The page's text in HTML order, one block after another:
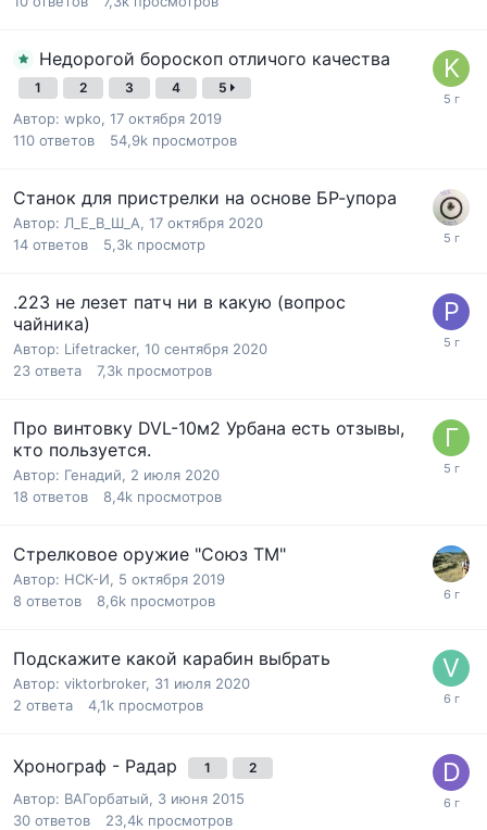
Недорогой бороскоп отличого качества
1 2 3 4 5
Автор: wpko, 17 октября 2019
110 ответов 54,9k просмотров
Станок для пристрелки на основе БР-упора
Автор: Л_Е_В_Ш_А, 17 октября 2020
14 ответов 5,3k просмотр
.223 не лезет патч ни в какую (вопрос
чайника)
Автор: Lifetracker, 10 сентября 2020
23 ответа 7,3k просмотров
Про винтовку DVL-10м2 Урбана есть отзывы,
кто пользуется.
Автор: Генадий, 2 июля 2020
18 ответов 8,4k просмотров
Стрелковое оружие "Союз ТМ"
Автор: НСК-И, 5 октября 2019
8 ответов 8,6k просмотров
Подскажите какой карабин выбрать
Автор: viktorbroker, 31 июля 2020
2 ответа 4,1k просмотров
Хронограф - Радар 1 2
Автор: ВАГорбатый, 3 июня 2015
30 ответов 23,4k просмотров